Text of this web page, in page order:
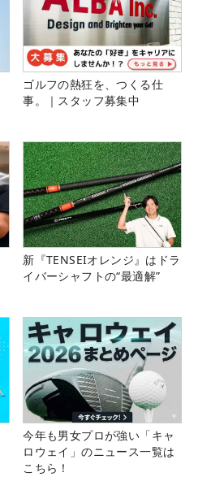
ゴルフの熱狂を、つくる仕
事。｜スタッフ募集中
新『TENSEIオレンジ』はドラ
イバーシャフトの“最適解”
今年も男女プロが強い「キャ
ロウェイ」のニュース一覧は
こちら！